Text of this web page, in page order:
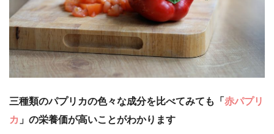
三種類のパプリカの色々な成分を比べてみても「 赤パプリ
カ 」の栄養価が高いことがわかります